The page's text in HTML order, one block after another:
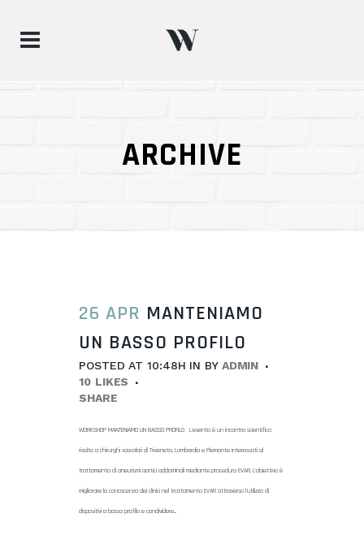
ARCHIVE
26 APR MANTENIAMO
UN BASSO PROFILO
POSTED AT 10:48H IN BY ADMIN
10 LIKES
SHARE
WORKSHOP MANTENIAMO UN BASSO PROFILO L'evento è un incontro scientifico
rivolto a chirurghi vascolari di Triveneto, Lombardia e Piemonte interessati al
trattamento di aneurismi aortici addominali mediante procedura EVAR. L'obiettivo è
migliorare la conoscenza dei clinici nel trattamento EVAR attraverso l’utilizzo di
dispositivi a basso profilo e condividere...